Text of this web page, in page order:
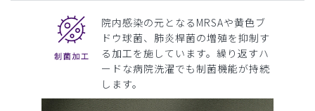
院内感染の元となるMRSAや黄色ブ
ドウ球菌、肺炎桿菌の増殖を抑制す
る加工を施しています。繰り返すハ
ードな病院洗濯でも制菌機能が持続
します。